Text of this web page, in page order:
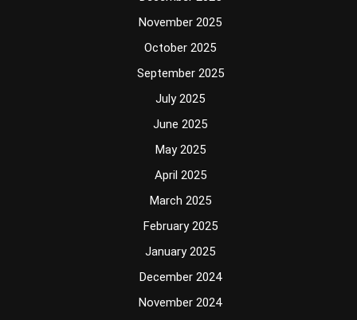
November 2025
October 2025
September 2025
July 2025
June 2025
May 2025
April 2025
March 2025
February 2025
January 2025
December 2024
November 2024